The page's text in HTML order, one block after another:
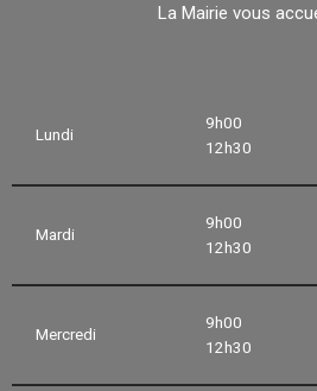
La Mairie vous
Lundi
9h00
12h30
Mardi
9h00
12h30
Mercredi
9h00
12h30